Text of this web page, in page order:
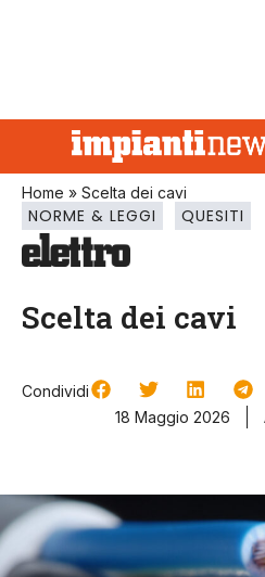
Home » Scelta dei cavi
NORME & LEGGI QUESITI
Scelta dei cavi
Condividi
18 Maggio 2026